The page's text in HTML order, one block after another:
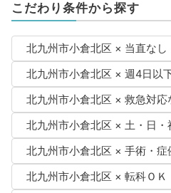
こだわり条件から探す
北九州市小倉北区 × 当直なし
北九州市小倉北区 × 週4日以
北九州市小倉北区 × 救急対応
北九州市小倉北区 × 土・日・
北九州市小倉北区 × 手術・症
北九州市小倉北区 × 転科ＯＫ